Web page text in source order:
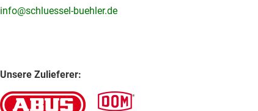
info@schluessel-buehler.de
Unsere Zulieferer: